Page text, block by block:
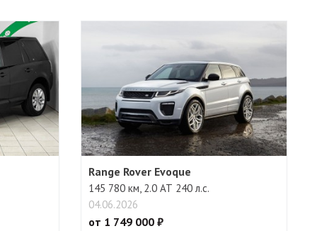
Range Rover Evoque
145 780 км, 2.0 АТ 240 л.с.
04.06.2026
от 1 749 000 ₽